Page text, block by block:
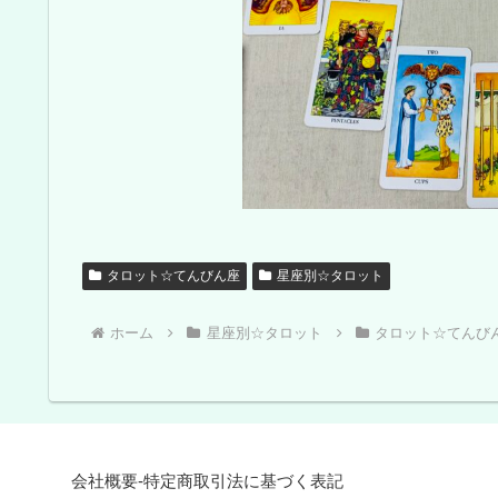
タロット☆てんびん座 星座別☆タロット
ホーム 星座別☆タロット タロット☆てんび
会社概要-特定商取引法に基づく表記